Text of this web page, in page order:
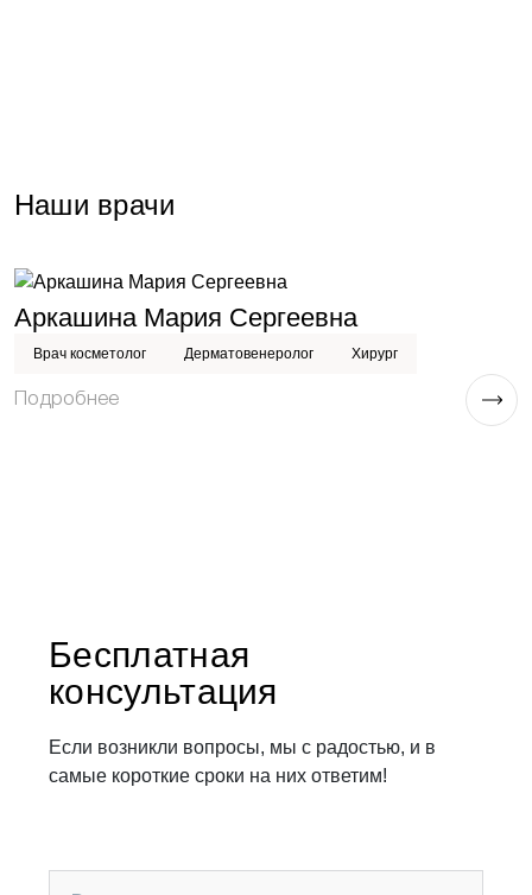
Наши врачи
Аркашина Мария Сергеевна
Врач косметолог Дерматовенеролог Хирург
Эксперт по лазерным, инъекционным и аппаратным технологиям
Подробнее
Бесплатная
консультация
Если возникли вопросы, мы с радостью, и в
самые короткие сроки на них ответим!